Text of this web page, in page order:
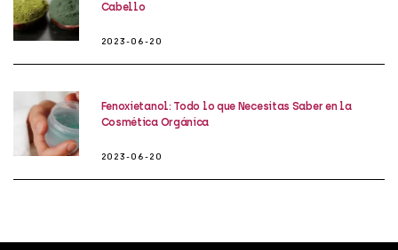
Cabello
2023-06-20
Fenoxietanol: Todo lo que Necesitas Saber en la
Cosmética Orgánica
2023-06-20